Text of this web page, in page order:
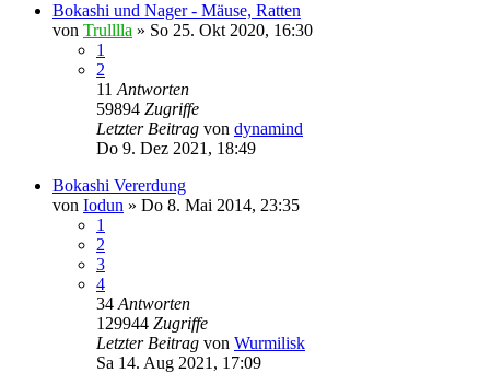
Bokashi und Nager - Mäuse, Ratten
von Trulllla » So 25. Okt 2020, 16:30
1
2
11 Antworten
59894 Zugriffe
Letzter Beitrag von dynamind
Do 9. Dez 2021, 18:49
Bokashi Vererdung
von Iodun » Do 8. Mai 2014, 23:35
1
2
3
4
34 Antworten
129944 Zugriffe
Letzter Beitrag von Wurmilisk
Sa 14. Aug 2021, 17:09